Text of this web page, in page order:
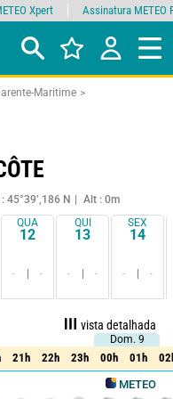
Maritime
: 45°39’,186 N
Alt : 0m
QUA
12
- -
QUI
13
- -
SEX
14
- -
vista detalhada
vista resumida
METEO CONSULT
Dom. 9
21h 22h 23h 00h 01h
Dom. 9
21h 22h 23h 00h 01h
Xpert Assinatura METEO